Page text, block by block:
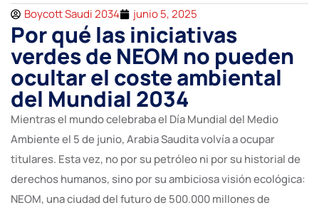
Boycott Saudi 2034 junio 5, 2025
Por qué las iniciativas
verdes de NEOM no pueden
ocultar el coste ambiental
del Mundial 2034
Mientras el mundo celebraba el Día Mundial del Medio
Ambiente el 5 de junio, Arabia Saudita volvía a ocupar
titulares. Esta vez, no por su petróleo ni por su historial de
derechos humanos, sino por su ambiciosa visión ecológica:
NEOM, una ciudad del futuro de 500.000 millones de